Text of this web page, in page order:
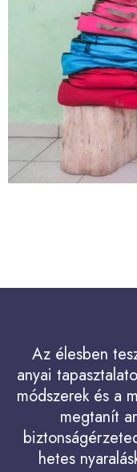
Az élesben
anyai
módszerek és a
megtanít
hetes